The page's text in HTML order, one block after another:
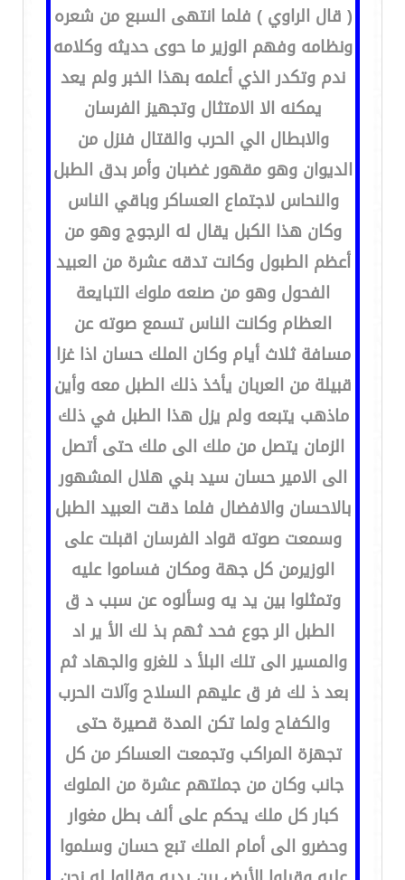
( قال الراوي ) فلما انتهى السبع من شعره
ونظامه وفهم الوزير ما حوى حديثه وكلامه
ندم وتكدر الذي أعلمه بهذا الخبر ولم يعد
يمكنه الا الامتثال وتجهيز الفرسان
والابطال الي الحرب والقتال فنزل من
الديوان وهو مقهور غضبان وأمر بدق الطبل
والنحاس لاجتماع العساكر وباقي الناس
وكان هذا الكبل يقال له الرجوج وهو من
أعظم الطبول وكانت تدقه عشرة من العبيد
الفحول وهو من صنعه ملوك التبايعة
العظام وكانت الناس تسمع صوته عن
مسافة ثلاث أيام وكان الملك حسان اذا غزا
قبيلة من العربان يأخذ ذلك الطبل معه وأين
ماذهب يتبعه ولم يزل هذا الطبل في ذلك
الزمان يتصل من ملك الى ملك حتى أتصل
الى الامير حسان سيد بني هلال المشهور
بالاحسان والافضال فلما دقت العبيد الطبل
وسمعت صوته قواد الفرسان اقبلت على
الوزيرمن كل جهة ومكان فساموا عليه
وتمثلوا بين يد يه وسألوه عن سبب د ق
الطبل الر جوع فحد ثهم بذ لك الأ ير اد
والمسير الى تلك البلأ د للغزو والجهاد ثم
بعد ذ لك فر ق عليهم السلاح وآلات الحرب
والكفاح ولما تكن المدة قصيرة حتى
تجهزة المراكب وتجمعت العساكر من كل
جانب وكان من جملتهم عشرة من الملوك
كبار كل ملك يحكم على ألف بطل مغوار
وحضرو الى أمام الملك تبع حسان وسلموا